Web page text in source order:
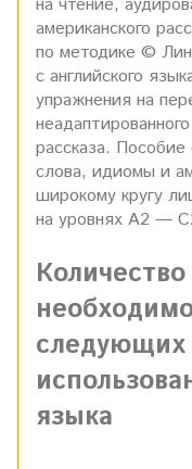
на чтение,
американского
по методике ©
с английского
упражнения на
рассказа.
слова, идиомы и
широкому кругу
на уровнях А2 —
следующих
языка